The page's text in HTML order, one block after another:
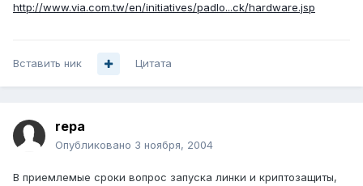
http://www.via.com.tw/en/initiatives/padlo...ck/hardware.jsp
Вставить ник Цитата
repa
Опубликовано 3 ноября, 2004
В приемлемые сроки вопрос запуска линки и криптозащиты,